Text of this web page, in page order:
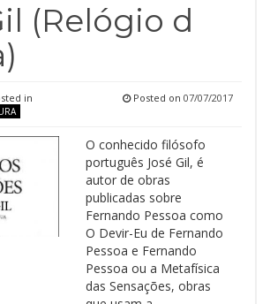
(Relógio d
in Posted on 07/07/2017
O conhecido filósofo
português José Gil, é
autor de obras
publicadas sobre
Fernando Pessoa como
O Devir-Eu de Fernando
Pessoa e Fernando
Pessoa ou a Metafísica
das Sensações, obras